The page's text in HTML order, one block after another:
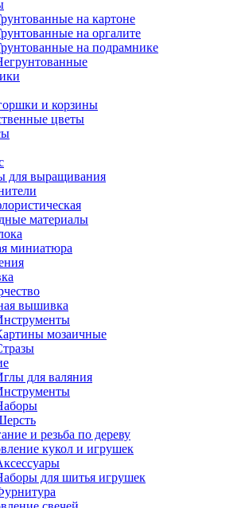
на картоне
на оргалите
на подрамнике
и корзины
цветы
для выращивания
материалы
миниатюра
вышивка
мозаичные
для валяния
и резьба по дереву
кукол и игрушек
для шитья игрушек